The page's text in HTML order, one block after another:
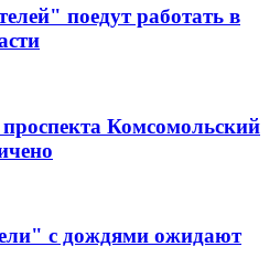
поедут работать в
Комсомольский
с дождями ожидают